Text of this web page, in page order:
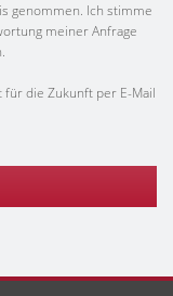
genommen. Ich stimme
meiner Anfrage
die Zukunft per E-Mail